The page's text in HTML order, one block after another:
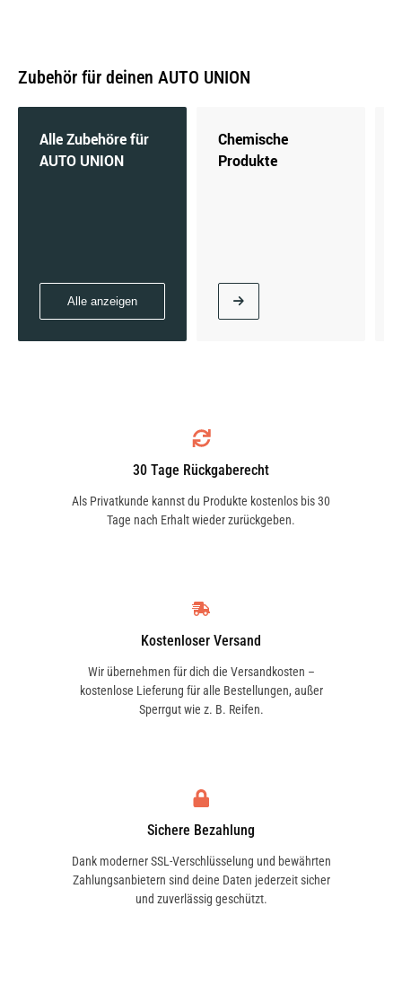
Zubehör für deinen AUTO UNION
Alle Zubehöre für
AUTO UNION
Alle anzeigen
Chemische
Produkte
30 Tage Rückgaberecht
Als Privatkunde kannst du Produkte kostenlos bis 30
Tage nach Erhalt wieder zurückgeben.
Kostenloser Versand
Wir übernehmen für dich die Versandkosten –
kostenlose Lieferung für alle Bestellungen, außer
Sperrgut wie z. B. Reifen.
Sichere Bezahlung
Dank moderner SSL-Verschlüsselung und bewährten
Zahlungsanbietern sind deine Daten jederzeit sicher
und zuverlässig geschützt.